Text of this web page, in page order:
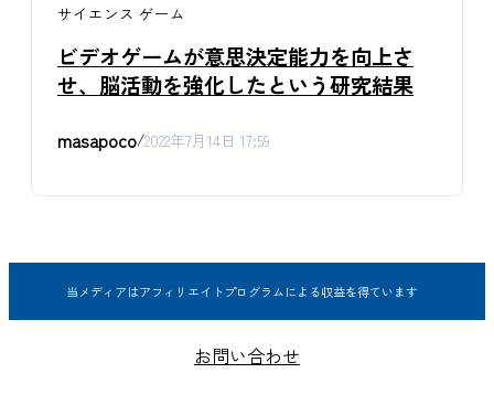
サイエンス ゲーム
ビデオゲームが意思決定能力を向上さ
せ、脳活動を強化したという研究結果
masapoco/2022年7月14日 17:59
当メディアはアフィリエイトプログラムによる収益を得ています
お問い合わせ